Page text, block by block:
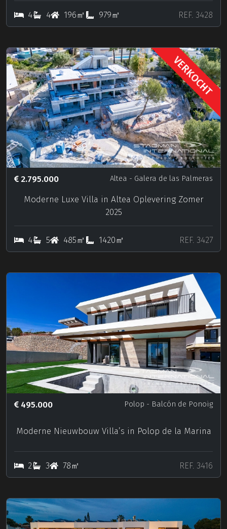
4 4 196㎡ 979㎡ REF. 3428
VERKOCHT
2.795.000 Altea - Galera de las Palmeras
Moderne Luxe Villa in Altea Oplevering Zomer
2025
4 5 485㎡ 1420㎡ REF. 3427
495.000 Polop - Balcón de Ponoig
Moderne Nieuwbouw Villa’s in Polop de la Marina
2 3 78㎡ REF. 3416